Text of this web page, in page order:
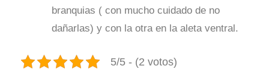
branquias ( con mucho cuidado de no
dañarlas) y con la otra en la aleta ventral.
5/5 - (2 votos)